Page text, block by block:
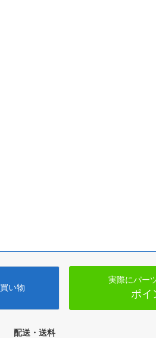
い物
実際にパー
ポイ
配送・送料